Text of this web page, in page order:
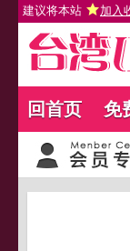
建议将本站 加入
回首页 免